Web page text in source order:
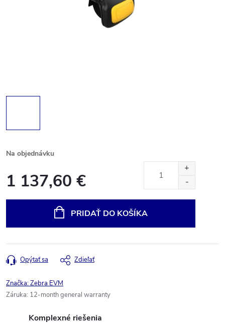
Na objednávku
1 137,60 €
PRIDAŤ DO KOŠÍKA
Opýtať sa Zdieľať
Značka:Zebra EVM
Záruka: 12-month general warranty
Komplexné riešenia